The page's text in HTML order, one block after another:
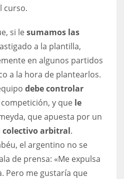
curso.
si lesumamos las
a la plantilla,
en algunos partidos
a la hora de plantearlos.
debe controlar
y que le
que apuesta por un
colectivo arbitral.
el argentino no se
de prensa: «Me expulsa
Pero me gustaría que